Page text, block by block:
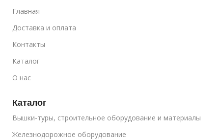
Главная
Доставка и оплата
Контакты
Каталог
О нас
Каталог
Вышки-туры, строительное оборудование и материалы
Железнодорожное оборудование